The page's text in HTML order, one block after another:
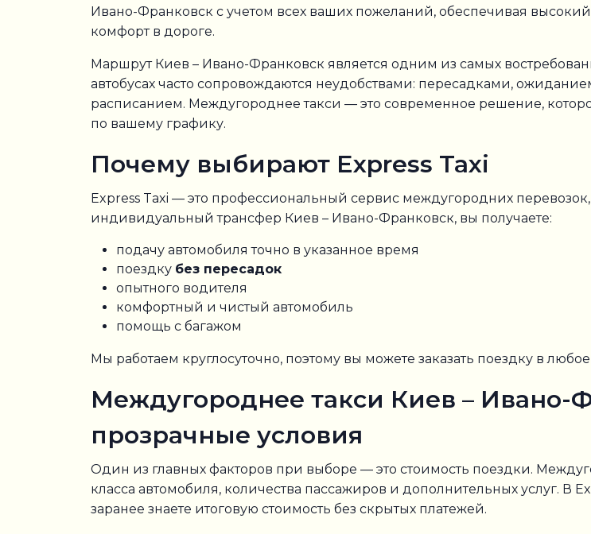
Ивано-Франковск с учетом всех ваших пожеланий, обеспечивая
комфорт в дороге.
Маршрут Киев – Ивано-Франковск является одним из самых
автобусах часто сопровождаются неудобствами: пересадками,
расписанием. Междугороднее такси — это современное решение,
по вашему графику.
Почему выбирают Express Taxi
Express Taxi — это профессиональный сервис междугородних
индивидуальный трансфер Киев – Ивано-Франковск, вы получаете:
подачу автомобиля точно в указанное время
поездку без пересадок
опытного водителя
комфортный и чистый автомобиль
помощь с багажом
Мы работаем круглосуточно, поэтому вы можете заказать поездку в
Междугороднее такси Киев – Ивано-
прозрачные условия
Один из главных факторов при выборе — это стоимость поездки.
класса автомобиля, количества пассажиров и дополнительных услуг. В
заранее знаете итоговую стоимость без скрытых платежей.